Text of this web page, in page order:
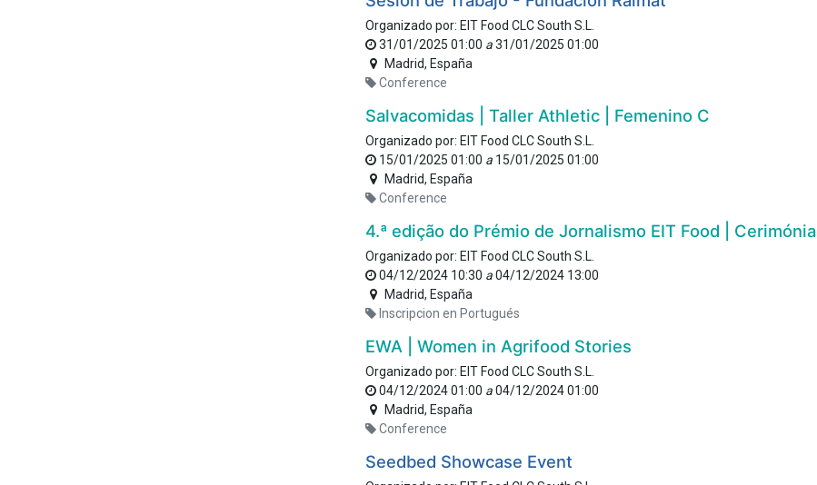
Organizado por: EIT Food CLC South S.L.
31/01/2025 01:00 a31/01/2025 01:00
Madrid, España
Conference
Salvacomidas | Taller Athletic | Femenino C
Organizado por: EIT Food CLC South S.L.
15/01/2025 01:00 a 15/01/2025 01:00
Madrid, España
Conference
4.ª edição do Prémio de Jornalismo EIT Food | Cerimónia
Organizado por: EIT Food CLC South S.L.
04/12/2024 10:30 a04/12/2024 13:00
Madrid, España
Inscripcion en Portugués
EWA | Women in Agrifood Stories
Organizado por: EIT Food CLC South S.L.
04/12/2024 01:00 a04/12/2024 01:00
Madrid, España
Conference
Seedbed Showcase Event